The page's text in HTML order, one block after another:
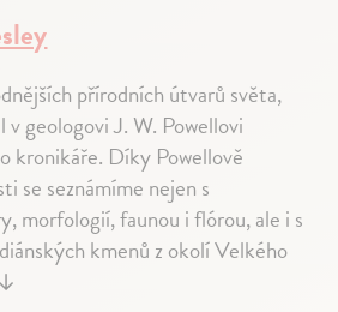
přírodních útvarů světa,
v geologovi J. W. Powellovi
kronikáře. Díky Powellově
se seznámíme nejen s
morfologií, faunou i flórou, ale i s
kmenů z okolí Velkého
↓